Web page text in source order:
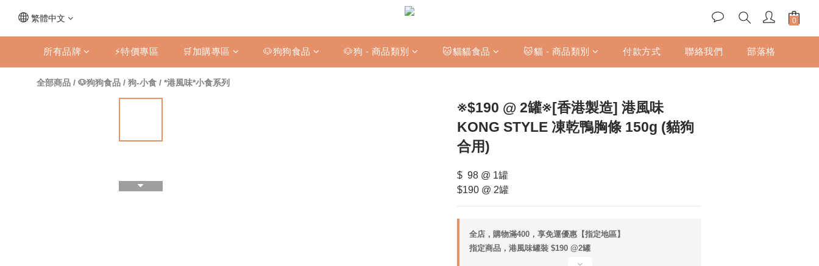
繁體中文
所有品牌 ⚡特價專區 🛒加購專區 🐶狗狗食品 🐶狗 - 商品類別 🐱貓貓食品 🐱貓 - 商品類別 付款方式 聯絡我們 部落格
全部商品 / 🐶狗狗食品 / 狗-小食 / *港風味*小食系列
※$190 @ 2罐※[香港製造] 港風味
KONG STYLE 凍乾鴨胸條 150g (貓狗
合用)
$  98 @ 1罐
$190 @ 2罐
全店，購物滿400，享免運優惠【指定地區】
指定商品，港風味罐裝 $190 @2罐
立即購買